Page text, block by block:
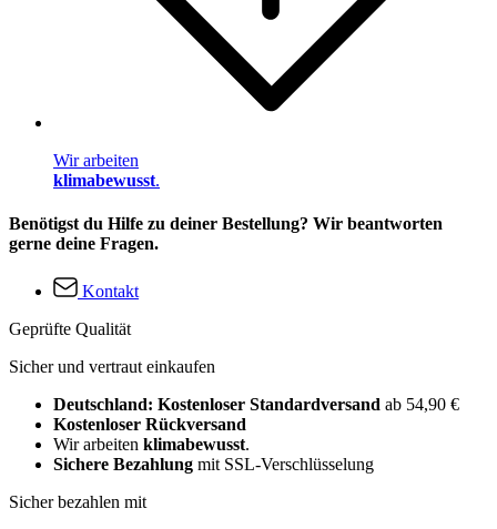
Wir arbeiten
klimabewusst.
Benötigst du Hilfe zu deiner Bestellung? Wir beantworten
gerne deine Fragen.
Kontakt
Geprüfte Qualität
Sicher und vertraut einkaufen
Deutschland: Kostenloser Standardversand ab 54,90 €
Kostenloser Rückversand
Wir arbeiten klimabewusst.
Sichere Bezahlung mit SSL-Verschlüsselung
Sicher bezahlen mit